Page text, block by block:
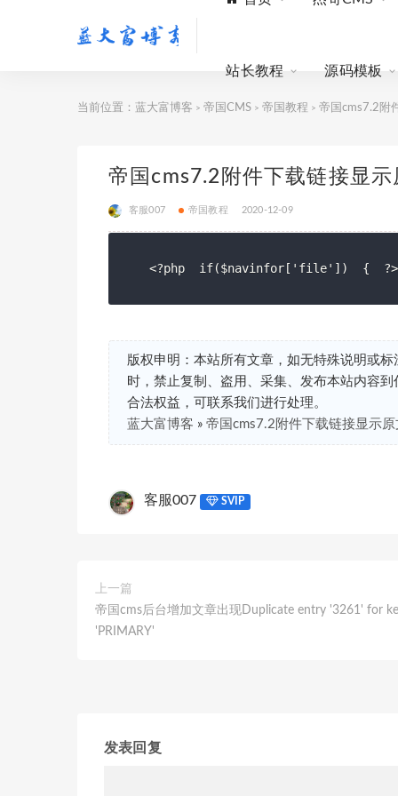
站长教程 源码模板
当前位置： 蓝大富博客 > 帝国CMS > 帝国教程 > 帝国cms7.2附
帝国cms7.2附件下载链接显示
客服007 帝国教程 2020-12-09
<?php  if($navinfor['file'])  {  ?>
版权申明：本站所有文章，如无特殊说明或
时，禁止复制、盗用、采集、发布本站内容
合法权益，可联系我们进行处理。
蓝大富博客 » 帝国cms7.2附件下载链接显示
客服007 SVIP
上一篇
帝国cms后台增加文章出现Duplicate entry '3261' for
'PRIMARY'
发表回复